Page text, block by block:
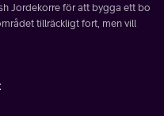
Jordekorre för att bygga ett bo
tillräckligt fort, men vill